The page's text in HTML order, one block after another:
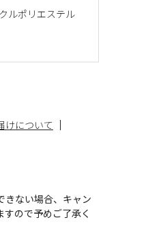
ルポリエステル
けについて
きない場合、キャン
ので予めご了承く